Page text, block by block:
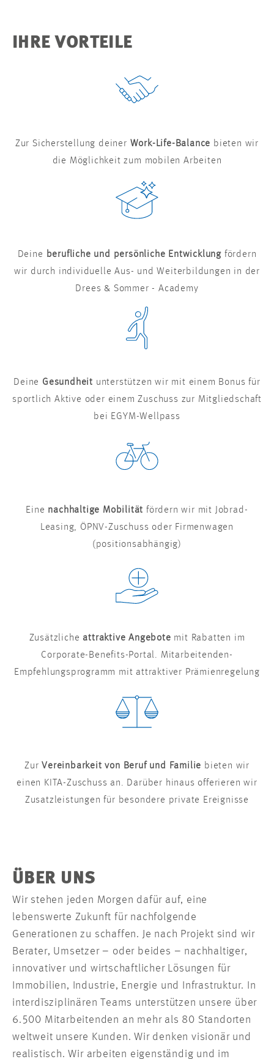
IHRE VORTEILE
Zur Sicherstellung deiner Work-Life-Balance bieten wir
die Möglichkeit zum mobilen Arbeiten
Deine berufliche und persönliche Entwicklungfördern
wir durch individuelle Aus- und Weiterbildungen in der
Drees & Sommer - Academy
Deine Gesundheit unterstützen wir mit einem Bonus für
sportlich Aktive oder einem Zuschuss zur Mitgliedschaft
bei EGYM-Wellpass
Eine nachhaltige Mobilität fördern wir mit Jobrad-
Leasing, ÖPNV-Zuschuss oder Firmenwagen
(positionsabhängig)
Zusätzliche attraktive Angebote mit Rabatten im
Corporate-Benefits-Portal. Mitarbeitenden-
Empfehlungsprogramm mit attraktiver Prämienregelung
ZurVereinbarkeit von Beruf und Familie bieten wir
einen KITA-Zuschuss an. Darüber hinaus offerieren wir
Zusatzleistungen für besondere private Ereignisse
ÜBER UNS
Wir stehen jeden Morgen dafür auf, eine
lebenswerte Zukunft für nachfolgende
Generationen zu schaffen. Je nach Projekt sind wir
Berater, Umsetzer – oder beides – nachhaltiger,
innovativer und wirtschaftlicher Lösungen für
Immobilien, Industrie, Energie und Infrastruktur. In
interdisziplinären Teams unterstützen unsere über
6.500 Mitarbeitenden an mehr als 80 Standorten
weltweit unsere Kunden. Wir denken visionär und
realistisch. Wir arbeiten eigenständig und im